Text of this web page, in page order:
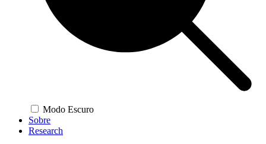
Modo Escuro
Sobre
Research